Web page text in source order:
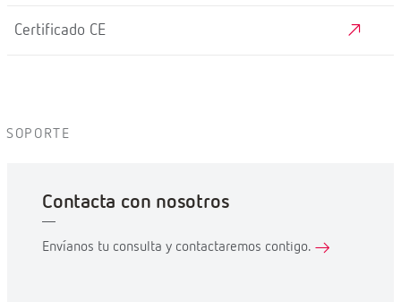
Certificado CE
SOPORTE
Contacta con nosotros
Envíanos tu consulta y contactaremos contigo.